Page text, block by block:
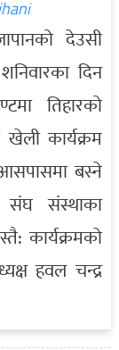
देउसी
दिन
तिहारको
कार्यक्रम
बस्ने
संघ संस्थाका
कार्यक्रमको
हवल चन्द्र